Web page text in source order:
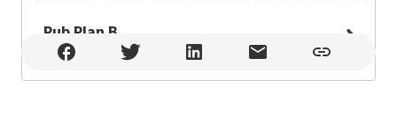
Pub Plan B
Pub Plan B , Split